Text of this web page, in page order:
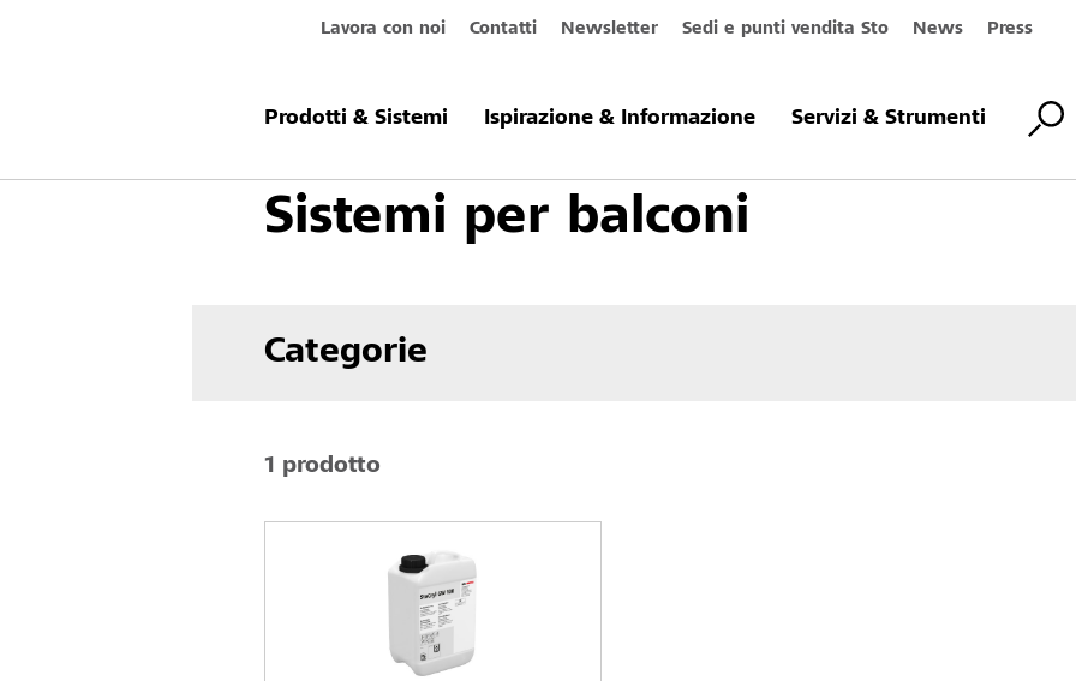
Lavora con noi Contatti Newsletter Sedi e punti vendita Sto News Press
Prodotti & Sistemi Ispirazione & Informazione Servizi & Strumenti
Prodotti & Sistemi Rivestimenti per pavimenti Rivestimenti per balconi Sistemi per balconi
Sistemi per balconi
Categorie
1 prodotto